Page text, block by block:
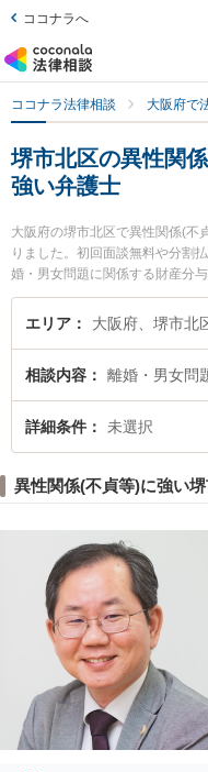
ココナラへ
ココナラ法律相談 大阪府で
堺市北区の異性関
強い弁護士
大阪府の堺市北区で異性関係(不
りました。初回面談無料や分割
婚・男女問題に関係する財産分
検索もでき便利です。特に堺北
ィ 堺なかもず事務所の野口 直
による離婚問題のトラブル解決
回相談無料で異性関係(不貞等)
護士に相談予約したい』などで
エリア 大阪府、堺市北
相談内容 離婚・男女問
詳細条件 未選択
異性関係(不貞等)に強い